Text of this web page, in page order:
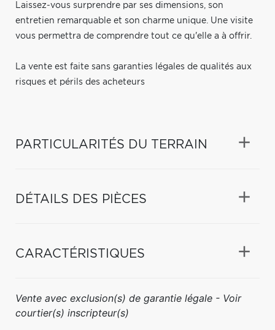
Laissez-vous surprendre par ses dimensions, son
entretien remarquable et son charme unique. Une visite
vous permettra de comprendre tout ce qu'elle a à offrir.
La vente est faite sans garanties légales de qualités aux
risques et périls des acheteurs
PARTICULARITÉS DU TERRAIN
DÉTAILS DES PIÈCES
CARACTÉRISTIQUES
Vente avec exclusion(s) de garantie légale - Voir
courtier(s) inscripteur(s)